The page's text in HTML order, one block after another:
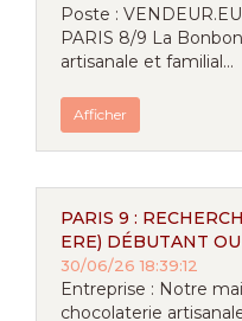
Poste :
PARIS 8/9 La
artisanale et familial...
Afficher
PARIS 9 :
ERE) DÉBUTANT
30/06/26 18:39:12
Entreprise : Notre
chocolaterie